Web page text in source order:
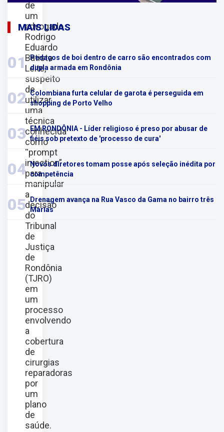
de
um
advogado
Rodrigo
Eduardo
Batista
Leite,
suspeito
de
utilizar
uma
técnica
conhecida
como
“prompt
injection”
para
manipular
a
decisão
do
Tribunal
de
Justiça
de
Rondônia
(TJRO)
em
um
processo
envolvendo
a
cobertura
de
cirurgias
reparadoras
por
um
plano
de
saúde.
MAIS LIDAS
01
Pedaços de boi dentro de carro são encontrados com
dupla armada em Rondônia
02 Colombiana furta celular de garota é perseguida em
shopping de Porto Velho
03
EM RONDÔNIA - Líder religioso é preso por abusar de
fiéis sob pretexto de 'processo de cura'
04 Novos diretores tomam posse após seleção inédita por
competência
05
Drenagem avança na Rua Vasco da Gama no bairro três
Marias